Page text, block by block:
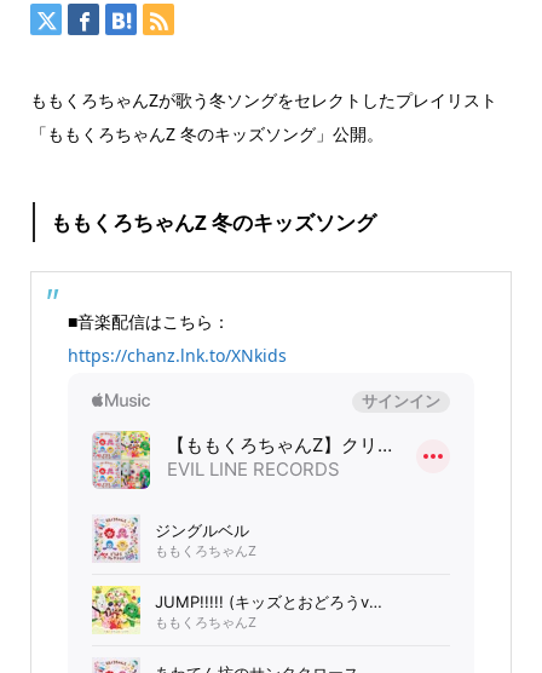
ももくろちゃんZが歌う冬ソングをセレクトしたプレイリスト
「ももくろちゃんZ 冬のキッズソング」公開。
ももくろちゃんZ 冬のキッズソング
■音楽配信はこちら：
https://chanz.lnk.to/XNkids